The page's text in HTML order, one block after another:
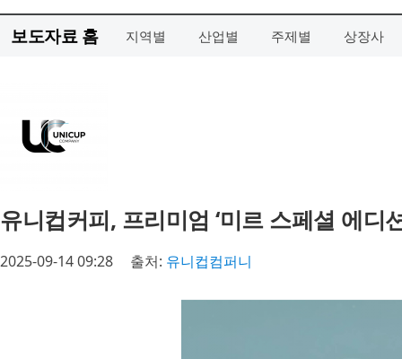
보도자료 홈 지역별 산업별 주제별 상장사
유니컵커피, 프리미엄 ‘미르 스페셜 에디
2025-09-14 09:28 출처: 유니컵컴퍼니